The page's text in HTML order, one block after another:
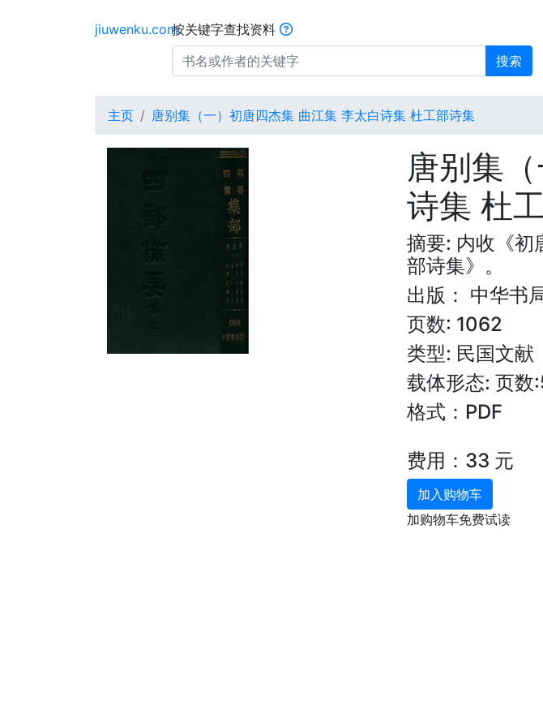
jiuwenku.com按关键字查找资料
搜索
主页 唐别集（一）初唐四杰集 曲江集 李太白诗集 杜工部诗集
唐别集
诗集 杜
摘要: 内收《初
部诗集》。
出版： 中华书
页数: 1062
类型: 民国文献
载体形态: 页
格式：PDF
费用：33 元
加入购物车
加购物车免费试读